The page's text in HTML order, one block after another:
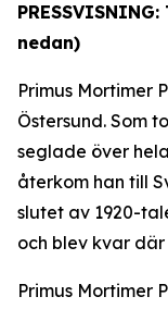
nedan)
Primus Mortimer
Östersund. Som
seglade över
återkom han till
slutet av 1920-
och blev kvar
Primus Mortimer